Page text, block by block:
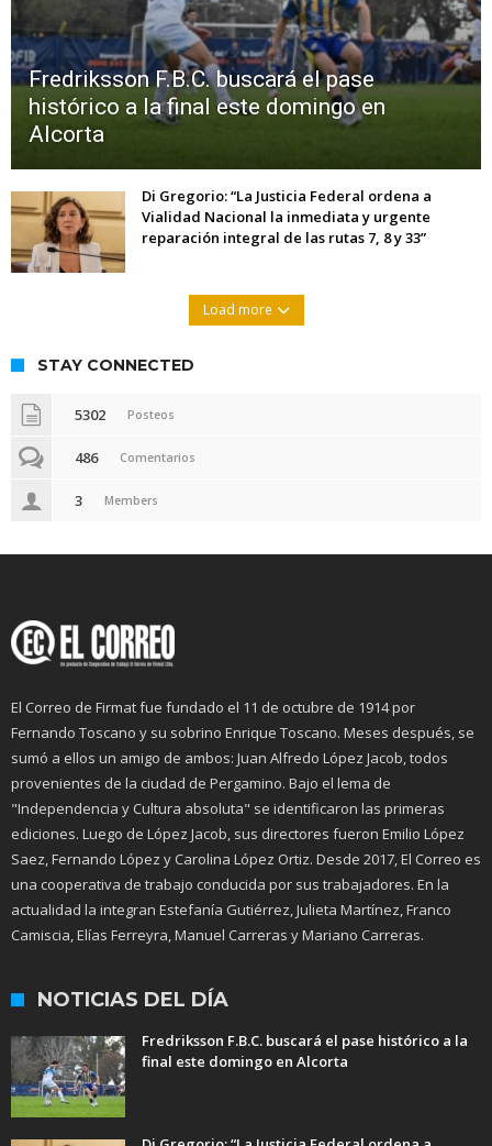
Fredriksson F.B.C. buscará el pase
histórico a la final este domingo en
Alcorta
Di Gregorio: “La Justicia Federal ordena a
Vialidad Nacional la inmediata y urgente
reparación integral de las rutas 7, 8 y 33”
Load more
STAY CONNECTED
5302 Posteos
486 Comentarios
3 Members
El Correo de Firmat fue fundado el 11 de octubre de 1914 por
Fernando Toscano y su sobrino Enrique Toscano. Meses después, se
sumó a ellos un amigo de ambos: Juan Alfredo López Jacob, todos
provenientes de la ciudad de Pergamino. Bajo el lema de
"Independencia y Cultura absoluta" se identificaron las primeras
ediciones. Luego de López Jacob, sus directores fueron Emilio López
Saez, Fernando López y Carolina López Ortiz. Desde 2017, El Correo es
una cooperativa de trabajo conducida por sus trabajadores. En la
actualidad la integran Estefanía Gutiérrez, Julieta Martínez, Franco
Camiscia, Elías Ferreyra, Manuel Carreras y Mariano Carreras.
NOTICIAS DEL DÍA
Fredriksson F.B.C. buscará el pase histórico a la
final este domingo en Alcorta